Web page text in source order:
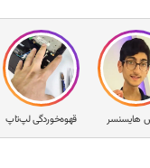
قهوه‌خوردگی لپ‌تاپ هایسنسر